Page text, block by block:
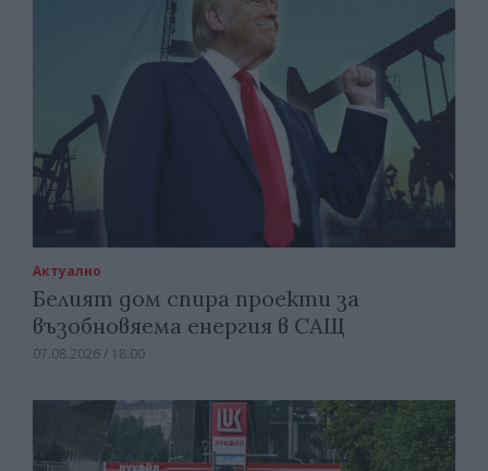
Актуално
Белият дом спира проекти за
възобновяема енергия в САЩ
07.08.2026 / 18:00